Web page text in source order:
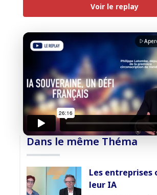
Voir le replay
J'accepte lacharte de confidentialité
Informatique
Débloquer la vidéo
Pas encore abonné ? Découvrir
→
Dans le même Théma
Les entreprises
leur IA